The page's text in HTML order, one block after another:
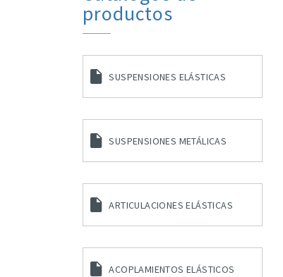
productos
SUSPENSIONES ELÁSTICAS
SUSPENSIONES METÁLICAS
ARTICULACIONES ELÁSTICAS
ACOPLAMIENTOS ELÁSTICOS